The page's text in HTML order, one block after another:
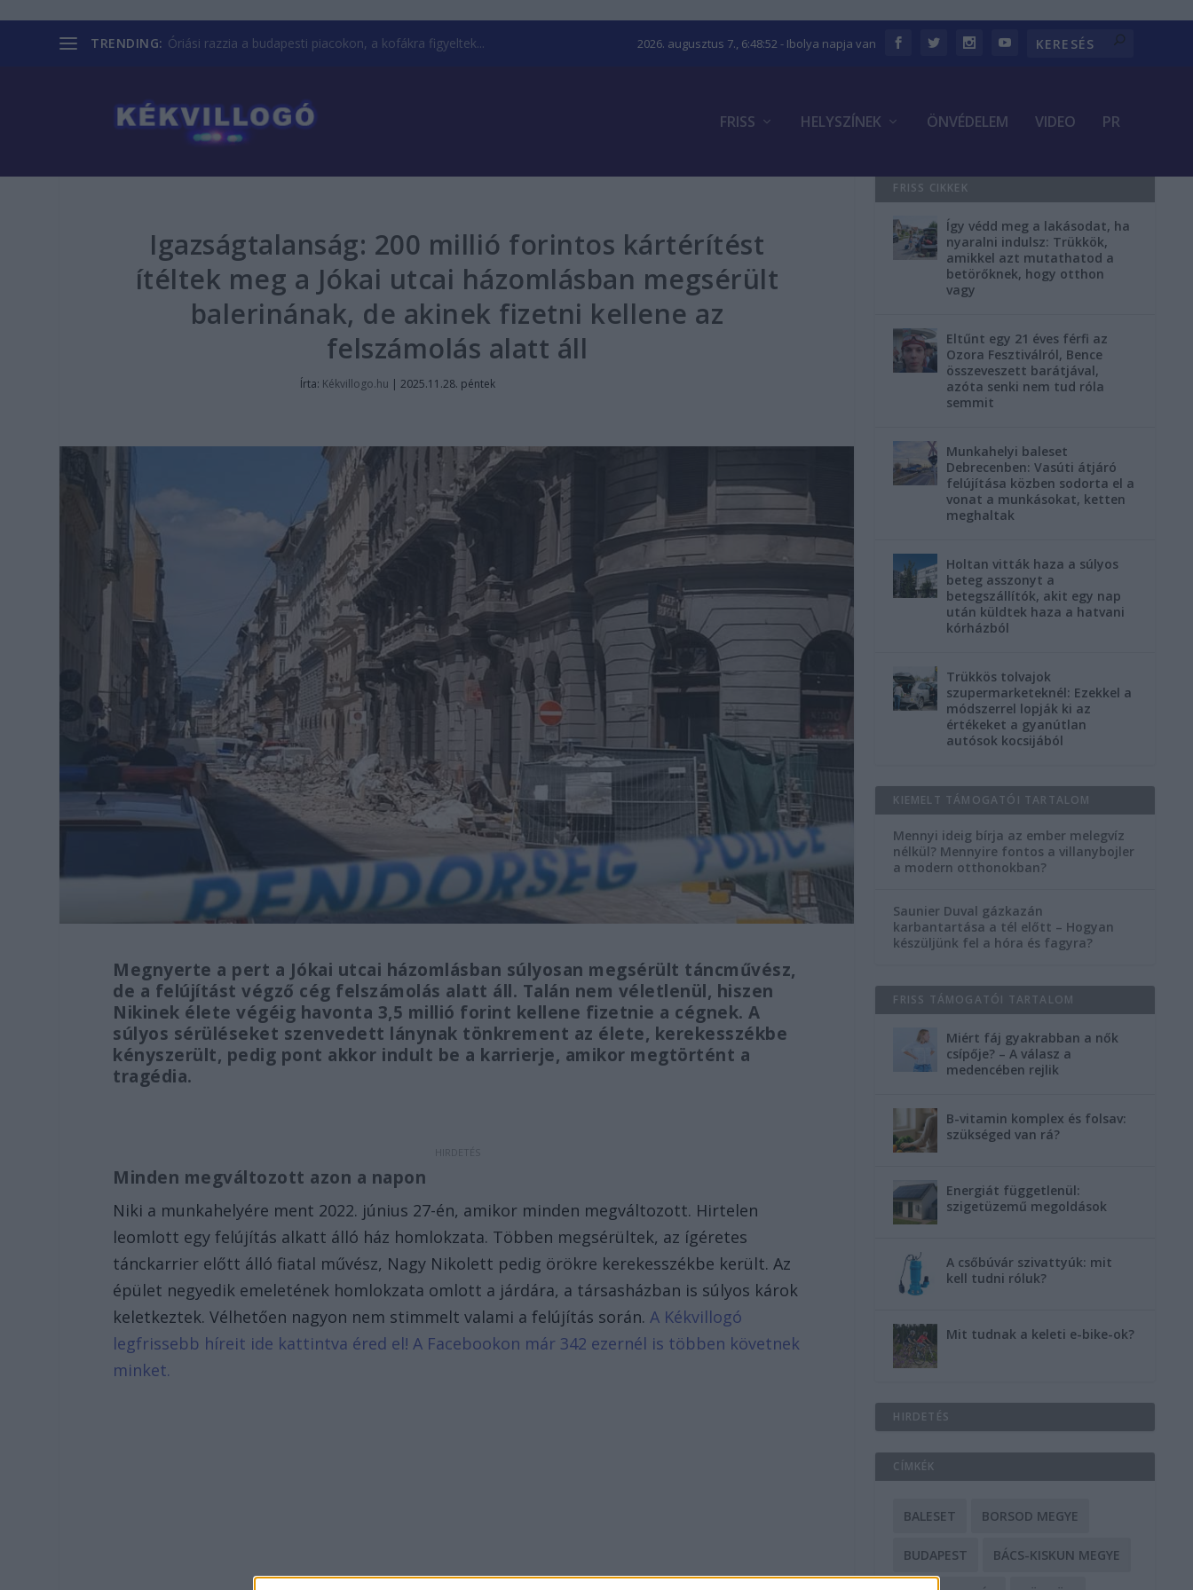
TRENDING: Óriási razzia a budapesti piacokon, a kofákra figyeltek... 2026. augusztus 7., 6:48:53 - Ibolya napja van
FRISS HELYSZÍNEK ÖNVÉDELEM VIDEO PR
Igazságtalanság: 200 millió forintos kártérítést
ítéltek meg a Jókai utcai házomlásban megsérült
balerinának, de akinek fizetni kellene az
felszámolás alatt áll
Írta: Kékvillogo.hu |2025.11.28. péntek
Megnyerte a pert a Jókai utcai házomlásban súlyosan megsérült táncművész,
de a felújítást végző cég felszámolás alatt áll. Talán nem véletlenül, hiszen
Nikinek élete végéig havonta 3,5 millió forint kellene fizetnie a cégnek. A
súlyos sérüléseket szenvedett lánynak tönkrement az élete, kerekesszékbe
kényszerült, pedig pont akkor indult be a karrierje, amikor megtörtént a
tragédia.
Minden megváltozott azon a napon
Niki a munkahelyére ment 2022. június 27-én, amikor minden megváltozott. Hirtelen
leomlott egy felújítás alkatt álló ház homlokzata. Többen megsérültek, az ígéretes
tánckarrier előtt álló fiatal művész, Nagy Nikolett pedig örökre kerekesszékbe került. Az
épület negyedik emeletének homlokzata omlott a járdára, a társasházban is súlyos károk
keletkeztek. Vélhetően nagyon nem stimmelt valami a felújítás során.A Kékvillogó
legfrissebb híreit ide kattintva éred el! A Facebookon már 342 ezernél is többen követnek
minket.
FRISS CIKKEK
Így védd meg a lakásodat, ha
nyaralni indulsz: Trükkök,
amikkel azt mutathatod a
betörőknek, hogy otthon
vagy
Eltűnt egy 21 éves férfi az
Ozora Fesztiválról, Bence
összeveszett barátjával,
azóta senki nem tud róla
semmit
Munkahelyi baleset
Debrecenben: Vasúti átjáró
felújítása közben sodorta el a
vonat a munkásokat, ketten
meghaltak
Holtan vitták haza a súlyos
beteg asszonyt a
betegszállítók, akit egy nap
után küldtek haza a hatvani
kórházból
Trükkös tolvajok
szupermarketeknél: Ezekkel a
módszerrel lopják ki az
értékeket a gyanútlan
autósok kocsijából
KIEMELT TÁMOGATÓI TARTALOM
Mennyi ideig bírja az ember melegvíz
nélkül? Mennyire fontos a villanybojler
a modern otthonokban?
Saunier Duval gázkazán
karbantartása a tél előtt – Hogyan
készüljünk fel a hóra és fagyra?
FRISS TÁMOGATÓI TARTALOM
Miért fáj gyakrabban a nők
csípője? – A válasz a
medencében rejlik
B-vitamin komplex és folsav:
szükséged van rá?
Energiát függetlenül:
szigetüzemű megoldások
A csőbúvár szivattyúk: mit
kell tudni róluk?
Mit tudnak a keleti e-bike-ok?
HIRDETÉS
CÍMKÉK
BALESET BORSOD MEGYE
BUDAPEST BÁCS-KISKUN MEGYE